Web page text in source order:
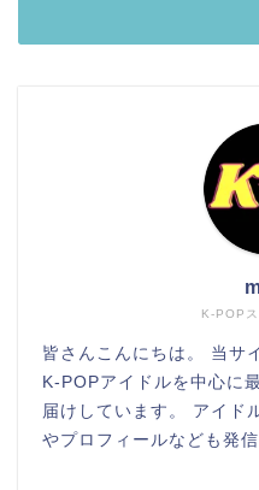
K-POP
皆さんこんにちは。 当サ
K-POPアイドルを中心に
届けしています。 アイド
やプロフィールなども発信